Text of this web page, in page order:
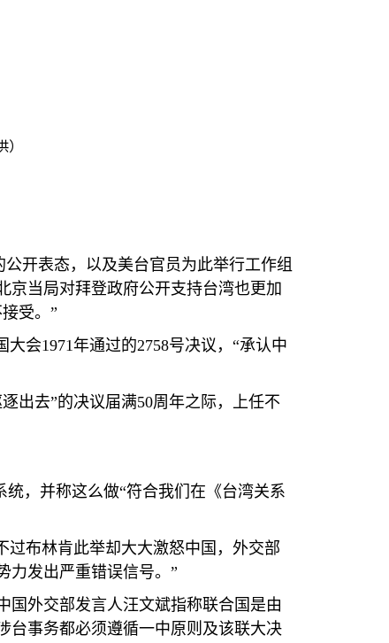
开表态，以及美台官员为此举行工作组
京当局对拜登政府公开支持台湾也更加
受。”
大会1971年通过的2758号决议，“承认中
出去”的决议届满50周年之际，上任不
，并称这么做“符合我们在《台湾关系
过布林肯此举却大大激怒中国，外交部
力发出严重错误信号。”
国外交部发言人汪文斌指称联合国是由
台事务都必须遵循一中原则及该联大决